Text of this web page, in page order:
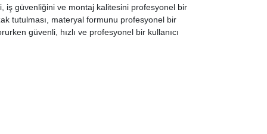
iş güvenliğini ve montaj kalitesini profesyonel bir
tutulması, materyal formunu profesyonel bir
güvenli, hızlı ve profesyonel bir kullanıcı